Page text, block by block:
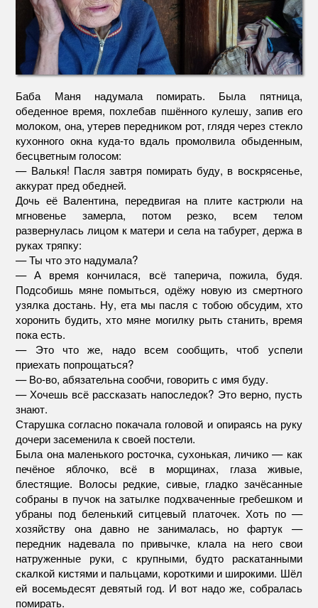
Баба Маня надумала помирать. Была пятница,
обеденное время, похлебав пшённого кулешу, запив его
молоком, она, утерев передником рот, глядя через стекло
кухонного окна куда-то вдаль промолвила обыденным,
бесцветным голосом:
— Валькя! Пасля завтря помирать буду, в воскрясенье,
аккурат пред обедней.
Дочь её Валентина, передвигая на плите кастрюли на
мгновенье замерла, потом резко, всем телом
развернулась лицом к матери и села на табурет, держа в
руках тряпку:
— Ты что это надумала?
— А время кончилася, всё таперича, пожила, будя.
Подсобишь мяне помыться, одёжу новую из смертного
узялка достань. Ну, ета мы пасля с тобою обсудим, хто
хоронить будить, хто мяне могилку рыть станить, время
пока есть.
— Это что же, надо всем сообщить, чтоб успели
приехать попрощаться?
— Во-во, абязательна сообчи, говорить с имя буду.
— Хочешь всё рассказать напоследок? Это верно, пусть
знают.
Старушка согласно покачала головой и опираясь на руку
дочери засеменила к своей постели.
Была она маленького росточка, сухонькая, личико — как
печёное яблочко, всё в морщинах, глаза живые,
блестящие. Волосы редкие, сивые, гладко зачёсанные
собраны в пучок на затылке подхваченные гребешком и
убраны под беленький ситцевый платочек. Хоть по —
хозяйству она давно не занималась, но фартук —
передник надевала по привычке, клала на него свои
натруженные руки, с крупными, будто раскатанными
скалкой кистями и пальцами, короткими и широкими. Шёл
ей восемьдесят девятый год. И вот надо же, собралась
помирать.